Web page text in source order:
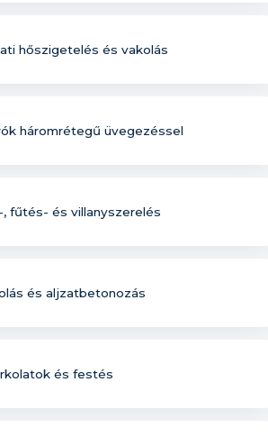
hőszigetelés és vakolás
háromrétegű üvegezéssel
, fűtés- és villanyszerelés
és aljzatbetonozás
és festés